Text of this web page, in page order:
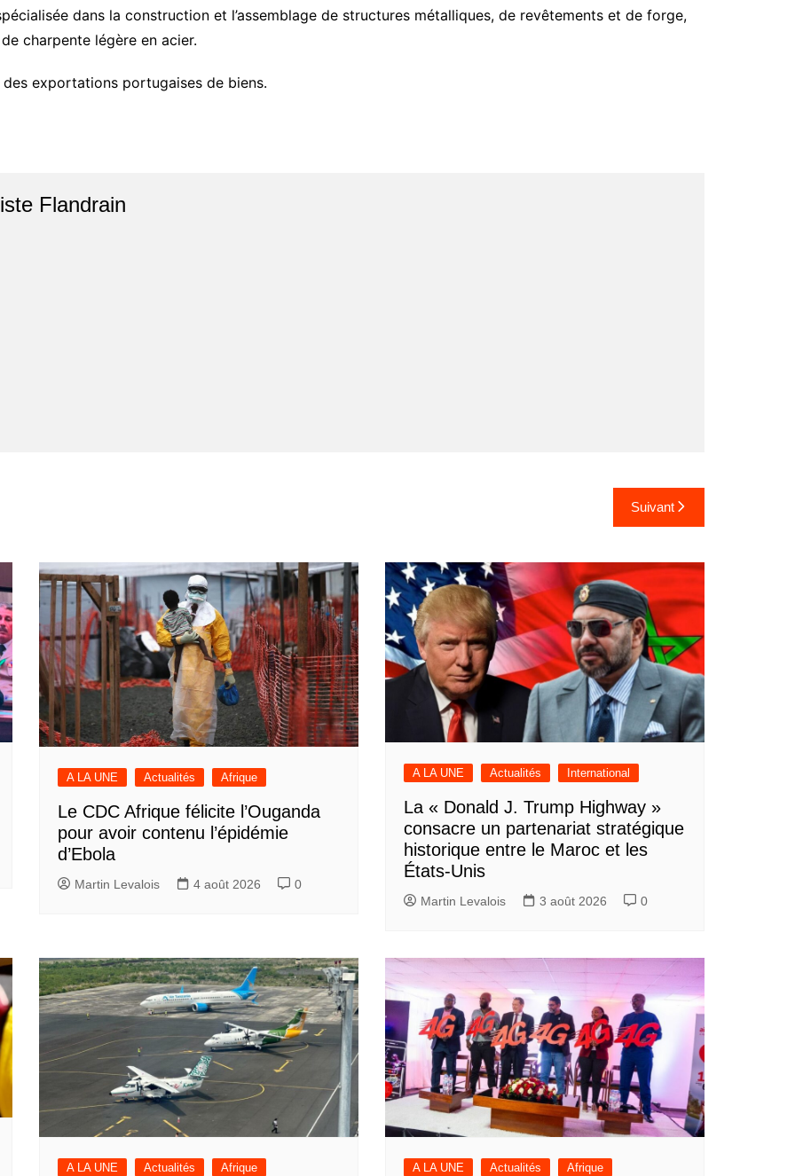
dans la construction et l’assemblage de structures métalliques, de revêtements et de forge,
charpente légère en acier.
exportations portugaises de biens.
Flandrain
Suivant
A LA UNE Actualités Afrique
Le CDC Afrique félicite l’Ouganda
pour avoir contenu l’épidémie
d’Ebola
Martin Levalois 4 août 2026 0
A LA UNE Actualités International
La « Donald J. Trump Highway »
consacre un partenariat stratégique
historique entre le Maroc et les
États-Unis
Martin Levalois 3 août 2026 0
A LA UNE Actualités Afrique A LA UNE Actualités Afrique